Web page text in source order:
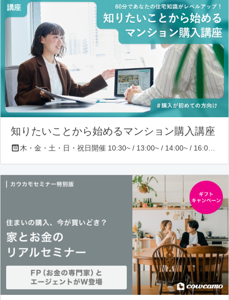
知りたいことから始めるマンション購入講座